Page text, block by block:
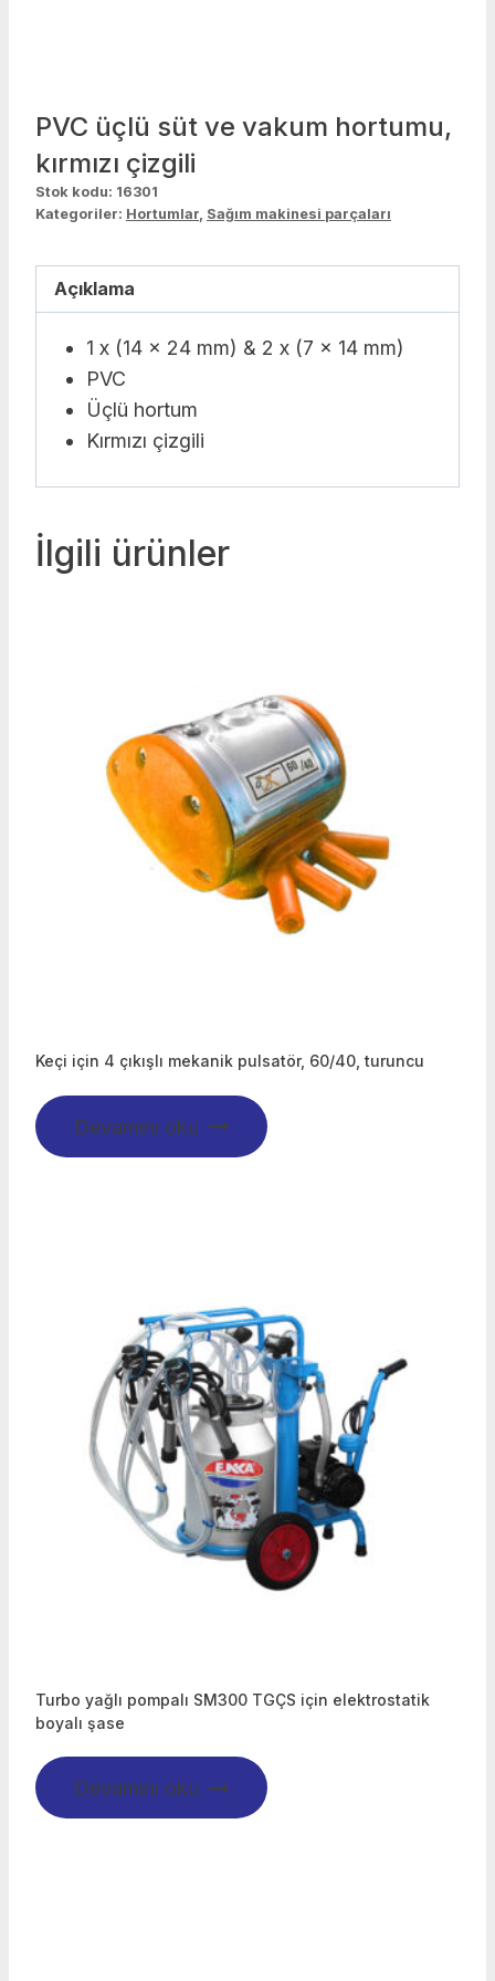
PVC üçlü süt ve vakum hortumu,
kırmızı çizgili
Stok kodu: 16301
Kategoriler: Hortumlar, Sağım makinesi parçaları
Açıklama
1 x (14 x 24 mm) & 2 x (7 x 14 mm)
PVC
Üçlü hortum
Kırmızı çizgili
İlgili ürünler
Keçi için 4 çıkışlı mekanik pulsatör, 60/40, turuncu
Devamını oku
Turbo yağlı pompalı SM300 TGÇS için elektrostatik
boyalı şase
Devamını oku